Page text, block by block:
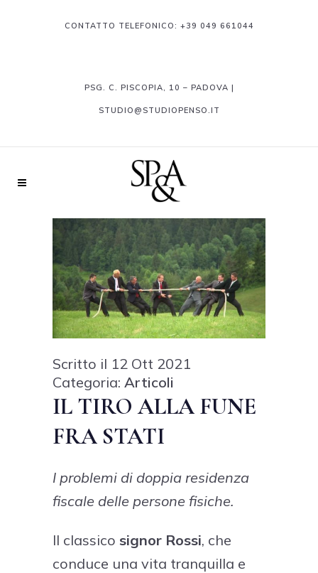
CONTATTO TELEFONICO: +39 049 661044
PSG. C. PISCOPIA, 10 – PADOVA |
STUDIO@STUDIOPENSO.IT
Scritto il 12 Ott 2021
Categoria: Articoli
IL TIRO ALLA FUNE
FRA STATI
I problemi di doppia residenza
fiscale delle persone fisiche.
Il classico signor Rossi, che
conduce una vita tranquilla e